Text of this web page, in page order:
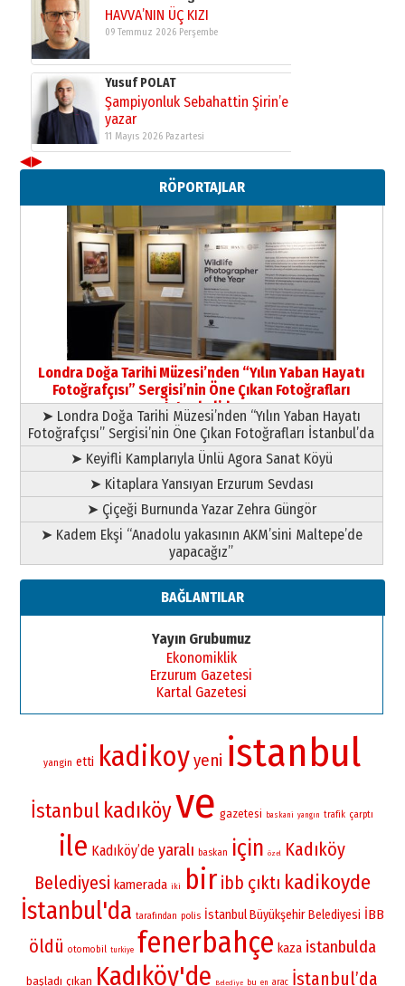
HAVVA’NIN ÜÇ KIZI
09 Temmuz 2026 Perşembe
Yusuf POLAT
Şampiyonluk Sebahattin Şirin’e
yazar
11 Mayıs 2026 Pazartesi
Neşat YALÇIN
Paranın Aile Kültüründeki Yeri
Yıldırım Gündoğdu
HAVVA’NIN ÜÇ KIZI
09 Temmuz 2026 Perşembe
Yusuf POLAT
Şampiyonluk Sebahattin Şirin’e
yazar
11 Mayıs 2026 Pazartesi
◀▶
RÖPORTAJLAR
Londra Doğa Tarihi Müzesi’nden “Yılın Yaban Hayatı
Fotoğrafçısı” Sergisi’nin Öne Çıkan Fotoğrafları
İstanbul’da
➤ Londra Doğa Tarihi Müzesi’nden “Yılın Yaban Hayatı
Fotoğrafçısı” Sergisi’nin Öne Çıkan Fotoğrafları İstanbul’da
➤ Keyifli Kamplarıyla Ünlü Agora Sanat Köyü
➤ Kitaplara Yansıyan Erzurum Sevdası
➤ Çiçeği Burnunda Yazar Zehra Güngör
➤ Kadem Ekşi “Anadolu yakasının AKM’sini Maltepe’de
yapacağız”
BAĞLANTILAR
Yayın Grubumuz
Ekonomiklik
Erzurum Gazetesi
Kartal Gazetesi
yangin etti kadikoy yeni istanbul
İstanbul kadıköyve gazetesi baskani yangın trafik çarptı
ile Kadıköy’de yaralı baskan için özel
Kadıköy
Belediyesi kamerada iki bir ibb çıktı kadikoyde
İstanbul'da tarafından polis İstanbul Büyükşehir Belediyesi İBB
öldü otomobil turkiye fenerbahçe kaza istanbulda
başladı çıkan Kadıköy'de Belediye bu en arac İstanbul’da